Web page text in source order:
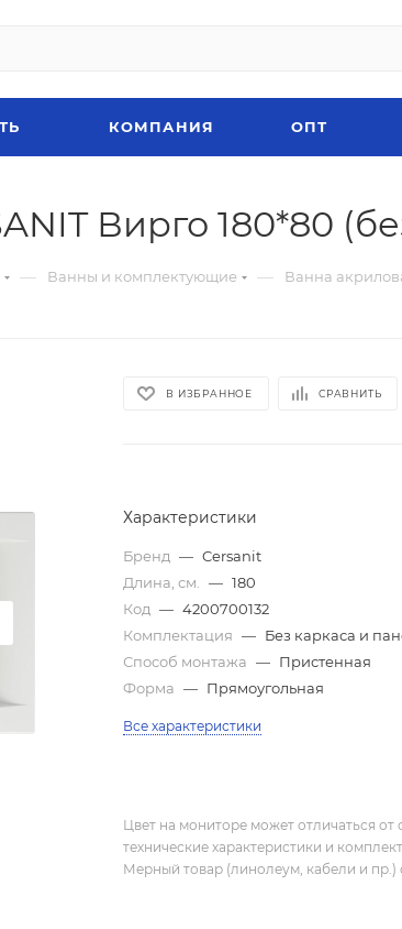
КОМПАНИЯ ОПТ
Вирго 180*80
— Ванны и комплектующие — Ванна
В ИЗБРАННОЕ СРАВНИТЬ
Характеристики
Бренд — Cersanit
Длина, см.
— 180
Код — 4200700132
Комплектация — Без каркаса и
Способ монтажа — Пристенная
Форма — Прямоугольная
Все характеристики
Цвет на мониторе может отличаться от
технические характеристики и
Мерный товар (линолеум, кабели и пр.)